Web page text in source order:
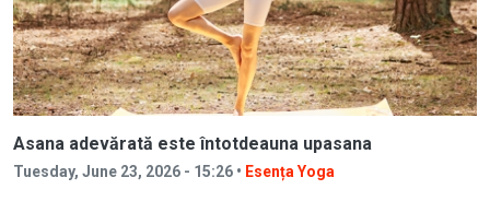
Asana adevărată este întotdeauna upasana
Tuesday, June 23, 2026 - 15:26 • Esența Yoga